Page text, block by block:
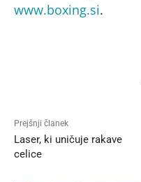
www.boxing.si.
Prejšnji članek
Laser, ki uničuje rakave
celice